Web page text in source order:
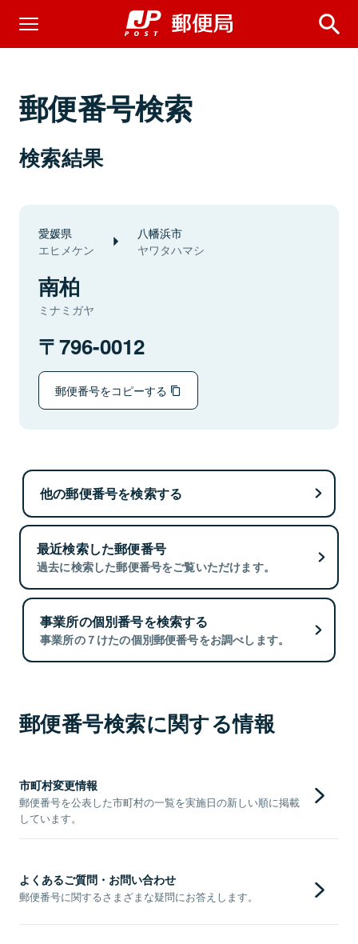
郵便番号検索
検索結果
愛媛県
エヒメケン
八幡浜市
ヤワタハマシ
南柏
ミナミガヤ
796-0012
郵便番号をコピーする
他の郵便番号を検索する
最近検索した郵便番号
過去に検索した郵便番号をご覧いただけます。
事業所の個別番号を検索する
事業所の７けたの個別郵便番号をお調べします。
郵便番号検索に関する情報
市町村変更情報
郵便番号を公表した市町村の一覧を実施日の新しい順に掲載
しています。
よくあるご質問・お問い合わせ
郵便番号に関するさまざまな疑問にお答えします。